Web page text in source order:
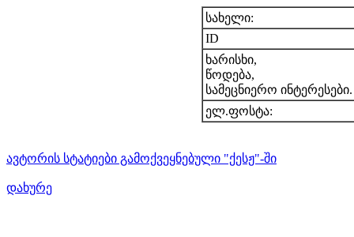
სახელი:
ID
ხარისხი,
წოდება,
სამეცნიერო ინტერესები.
ელ.ფოსტა:
ავტორის სტატიები გამოქვეყნებული "ქესჟ"-ში
დახურე